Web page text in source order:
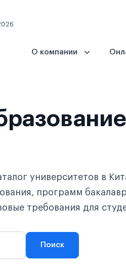
О компании
университетов в
программ
требования для
Поиск